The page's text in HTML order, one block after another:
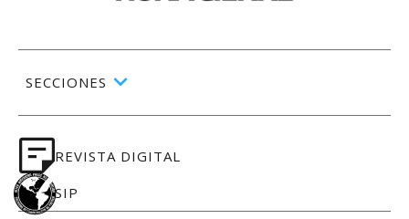
REVISTA DIGITAL
SIP
SECCIONES